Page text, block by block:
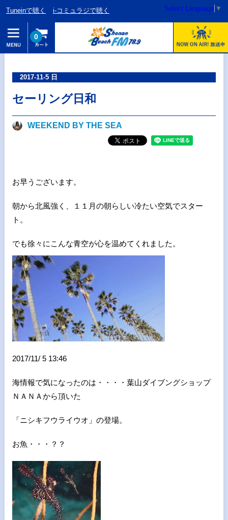
Tuneinで聴く i-コミュラジで聴く Select Language ▼
0
2017-11-5 日
セーリング日和
WEEKEND BY THE SEA
お早うございます。
朝から北風強く、１１月の朝らしい冷たい空気でスター
ト。
でも徐々にこんな青空が心を温めてくれました。
2017/11/ 5 13:46
海情報で気になったのは・・・・葉山ダイブングショップ
ＮＡＮＡから頂いた
「ニシキフウライウオ」の登場。
お魚・・・？？